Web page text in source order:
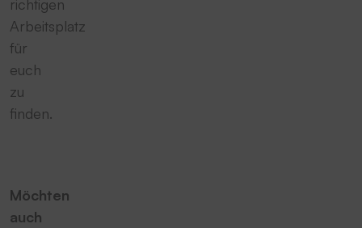
richtigen
Arbeitsplatz
für
euch
zu
finden.
Möchten
auch